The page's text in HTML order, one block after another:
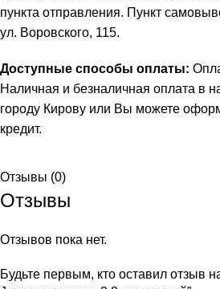
пункта отправления. Пункт
ул. Воровского, 115.
Доступные способы оплаты:
Наличная и безналичная оплата в
городу Кирову или Вы можете
кредит.
Отзывы (0)
Отзывы
Отзывов пока нет.
Будьте первым, кто оставил отзыв